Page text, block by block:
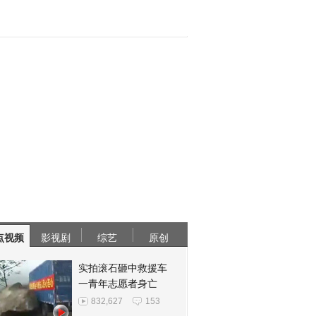
视频 影视剧 综艺 原创
实拍滚石砸中救援车
一青年志愿者身亡
832,627 153